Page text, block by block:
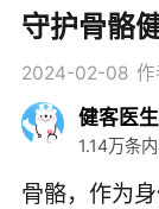
守护骨骼
2024-02-08 作
健客医生
1.14万条
骨骼，作为